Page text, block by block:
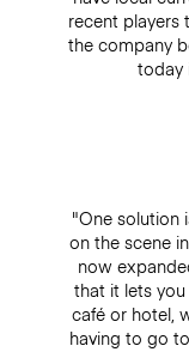
recent players
the company
today
"One solution
on the scene
now
that it lets
café or hotel,
having to go